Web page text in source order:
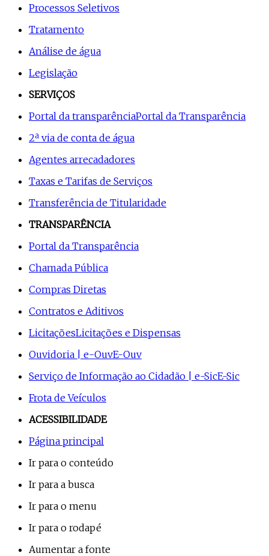
Processos Seletivos
Tratamento
Análise de água
Legislação
SERVIÇOS
Portal da transparênciaPortal da Transparência
2ª via de conta de água
Agentes arrecadadores
Taxas e Tarifas de Serviços
Transferência de Titularidade
TRANSPARÊNCIA
Portal da Transparência
Chamada Pública
Compras Diretas
Contratos e Aditivos
LicitaçõesLicitações e Dispensas
Ouvidoria | e-OuvE-Ouv
Serviço de Informação ao Cidadão | e-SicE-Sic
Frota de Veículos
ACESSIBILIDADE
Página principal
Ir para o conteúdo
Ir para a busca
Ir para o menu
Ir para o rodapé
Aumentar a fonte